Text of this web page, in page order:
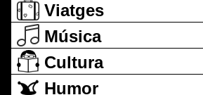
Viatges
Música
Cultura
Humor